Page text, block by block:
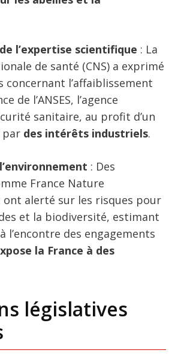
l’expertise scientifique : La
de santé (CNS) a exprimé
concernant l’affaiblissement
de l’ANSES, l’agence
sanitaire, au profit d’un
par des intérêts industriels.
: Des
France Nature
ont alerté sur les risques pour
et la biodiversité, estimant
l’encontre des engagements
la France à des
législatives